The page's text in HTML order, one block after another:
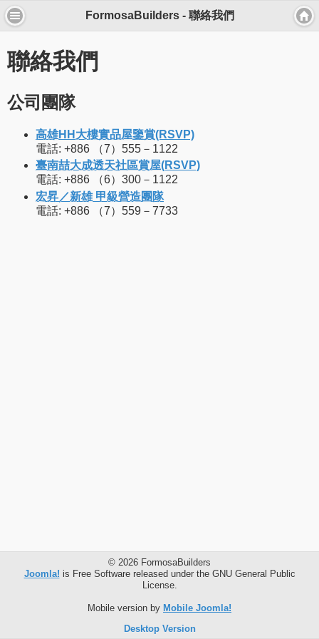
FormosaBuilders - 聯絡我們
聯絡我們
公司團隊
高雄HH大樓實品屋鑒賞(RSVP)
電話: +886 （7）555－1122
臺南喆大成透天社區賞屋(RSVP)
電話: +886 （6）300－1122
宏昇／新雄 甲級營造團隊
電話: +886 （7）559－7733
© 2026 FormosaBuilders
Joomla! is Free Software released under the GNU General Public
License.
Mobile version by Mobile Joomla!
Desktop Version